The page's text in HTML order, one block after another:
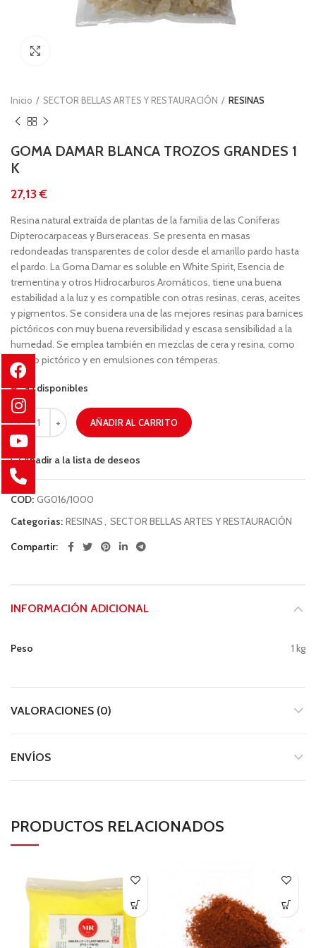
Inicio SECTOR BELLAS ARTES Y RESTAURACIÓN RESINAS
GOMA DAMAR BLANCA TROZOS GRANDES 1
K
€
Resina natural extraída de plantas de la familia de las Coníferas
Dipterocarpaceas y Burseraceas. Se presenta en masas
redondeadas transparentes de color desde el amarillo pardo hasta
el pardo. La Goma Damar es soluble en White Spirit, Esencia de
trementina y otros Hidrocarburos Aromáticos, tiene una buena
estabilidad a la luz y es compatible con otras resinas, ceras, aceites
y pigmentos. Se considera una de las mejores resinas para barnices
pictóricos con muy buena reversibilidad y escasa sensibilidad a la
humedad. Se emplea también en mezclas de cera y resina, como
medio pictórico y en emulsiones con témperas.
95 disponibles
AÑADIR AL CARRITO
Añadir a la lista de deseos
COD: GG016/1000
Categorías: RESINAS, SECTOR BELLAS ARTES Y RESTAURACIÓN
Compartir
INFORMACIÓN ADICIONAL
Peso 1 kg
VALORACIONES (0)
ENVÍOS
PRODUCTOS RELACIONADOS